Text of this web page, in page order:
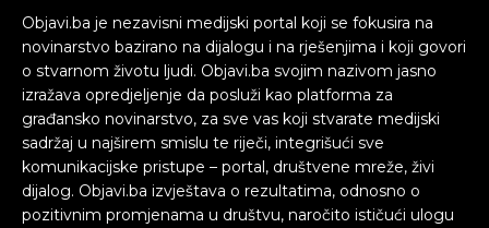
Objavi.ba je nezavisni medijski portal koji se fokusira na
novinarstvo bazirano na dijalogu i na rješenjima i koji govori
o stvarnom životu ljudi. Objavi.ba svojim nazivom jasno
izražava opredjeljenje da posluži kao platforma za
građansko novinarstvo, za sve vas koji stvarate medijski
sadržaj u najširem smislu te riječi, integrišući sve
komunikacijske pristupe – portal, društvene mreže, živi
dijalog. Objavi.ba izvještava o rezultatima, odnosno o
pozitivnim promjenama u društvu, naročito ističući ulogu